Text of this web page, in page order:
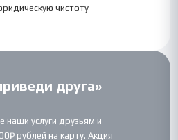
чистоту
друга»
наши услуги друзьям и
рублей на карту. Акция